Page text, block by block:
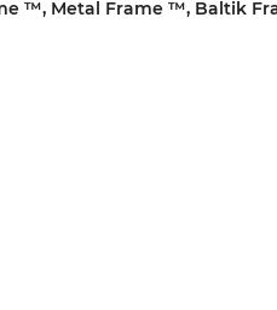
™, Metal Frame ™, Baltik